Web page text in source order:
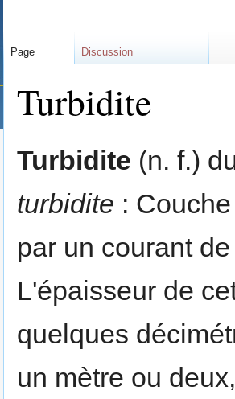
Turbidite
Turbidite (n. f.)
turbidite :
par un courant
L'épaisseur de
quelques
un mètre ou
Page Discussion